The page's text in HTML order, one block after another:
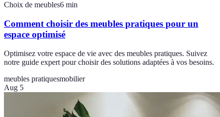
Choix de meubles6 min
Comment choisir des meubles pratiques pour un
espace optimisé
Optimisez votre espace de vie avec des meubles pratiques. Suivez
notre guide expert pour choisir des solutions adaptées à vos besoins.
meubles pratiquesmobilier
Aug 5